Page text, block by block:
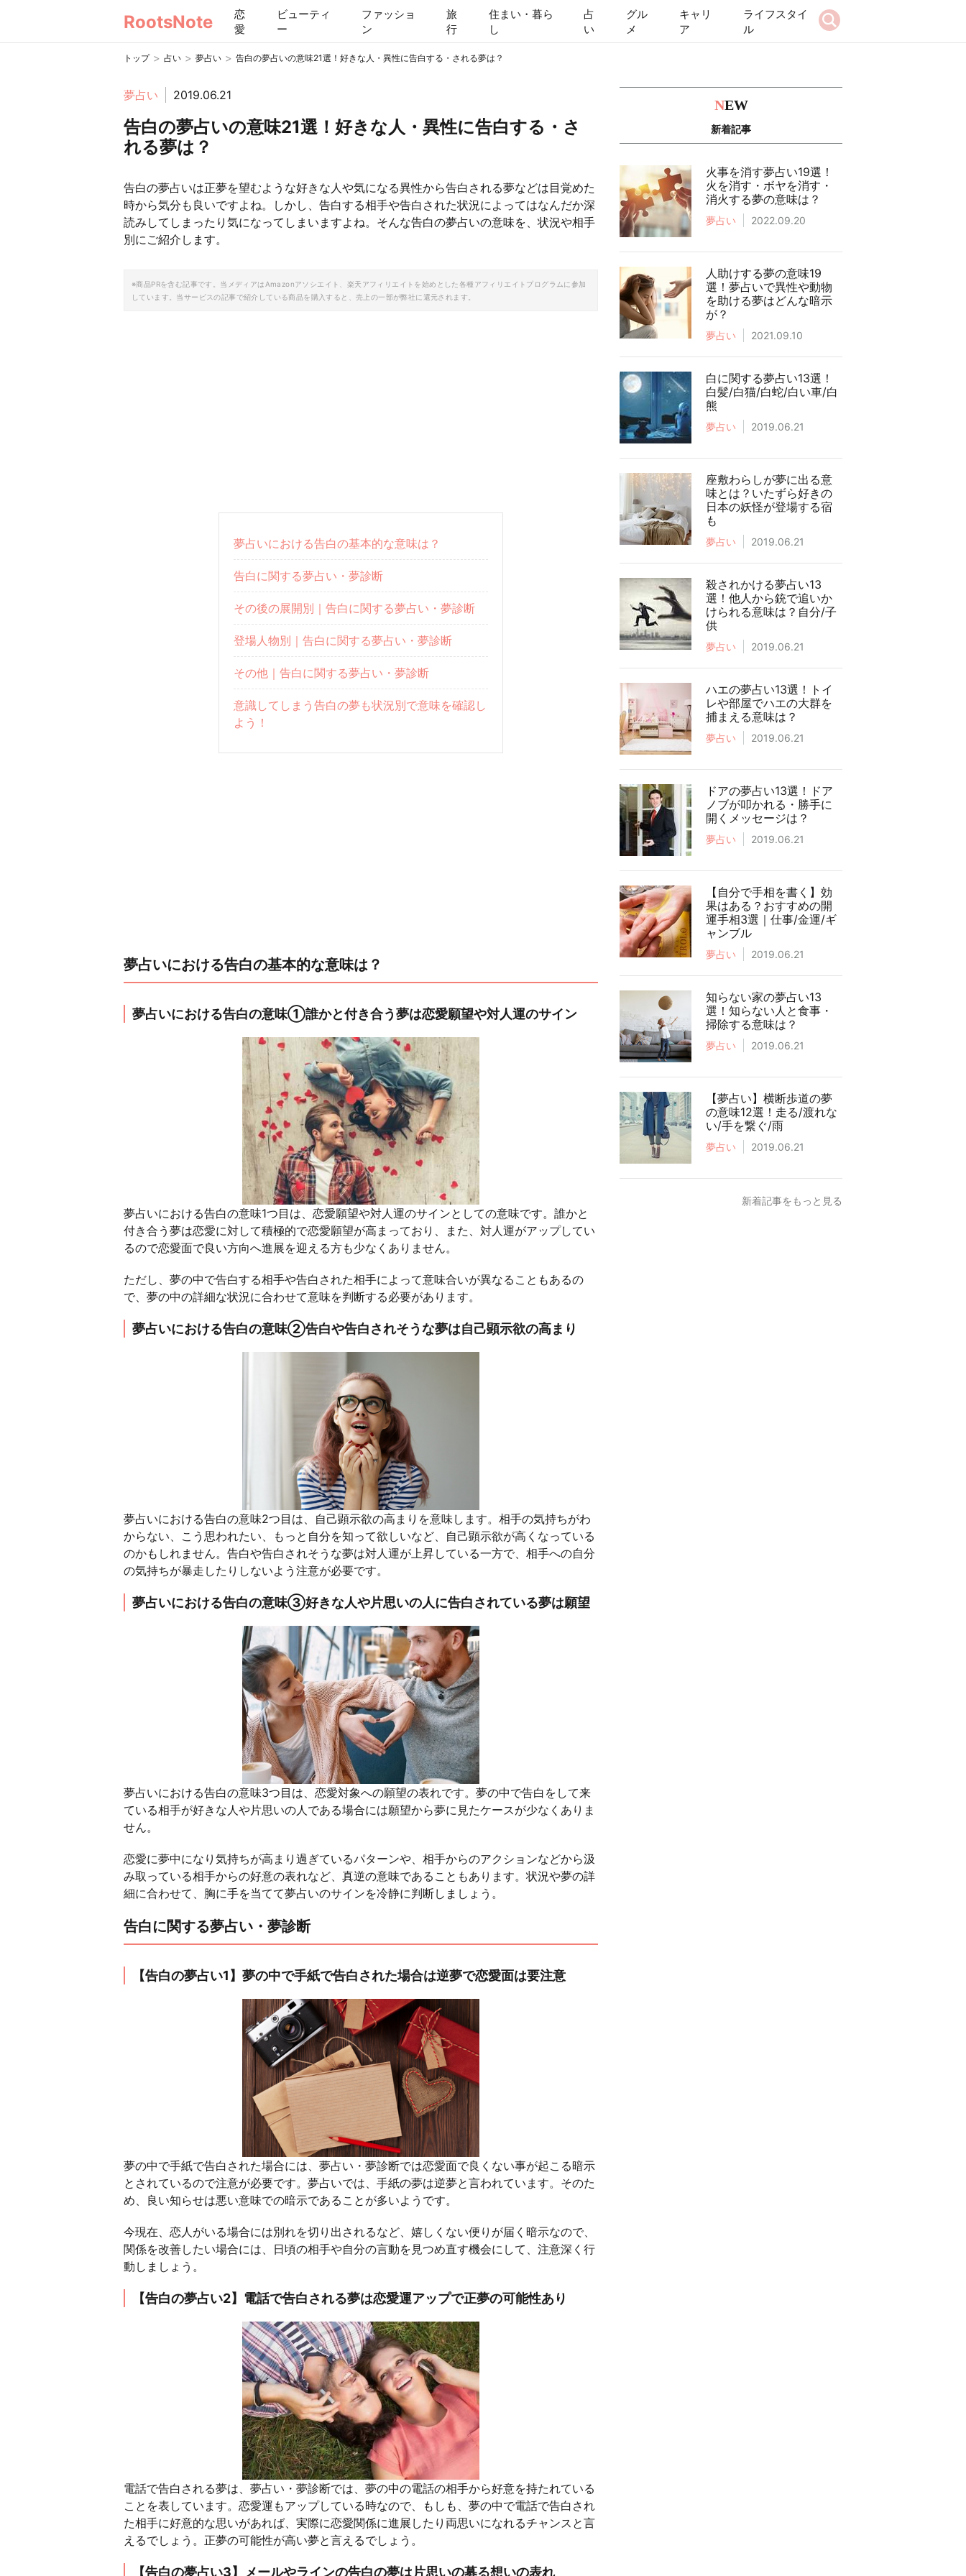
RootsNote
恋
愛
ビューティ
ー
ファッショ
ン
旅
行
住まい・暮ら
し
占
い
グル
メ
キャリ
ア
ライフスタイ
ル
トップ > 占い > 夢占い > 告白の夢占いの意味21選！好きな人・異性に告白する・される夢は？
夢占い 2019.06.21
告白の夢占いの意味21選！好きな人・異性に告白する・さ
れる夢は？
告白の夢占いは正夢を望むような好きな人や気になる異性から告白される夢などは目覚めた
時から気分も良いですよね。しかし、告白する相手や告白された状況によってはなんだか深
読みしてしまったり気になってしまいますよね。そんな告白の夢占いの意味を、状況や相手
別にご紹介します。
※商品PRを含む記事です。当メディアはAmazonアソシエイト、楽天アフィリエイトを始めとした各種アフィリエイトプログラムに参加
しています。当サービスの記事で紹介している商品を購入すると、売上の一部が弊社に還元されます。
夢占いにおける告白の基本的な意味は？
告白に関する夢占い・夢診断
その後の展開別｜告白に関する夢占い・夢診断
登場人物別｜告白に関する夢占い・夢診断
その他｜告白に関する夢占い・夢診断
意識してしまう告白の夢も状況別で意味を確認し
よう！
夢占いにおける告白の基本的な意味は？
夢占いにおける告白の意味①誰かと付き合う夢は恋愛願望や対人運のサイン
夢占いにおける告白の意味1つ目は、恋愛願望や対人運のサインとしての意味です。誰かと
付き合う夢は恋愛に対して積極的で恋愛願望が高まっており、また、対人運がアップしてい
るので恋愛面で良い方向へ進展を迎える方も少なくありません。
ただし、夢の中で告白する相手や告白された相手によって意味合いが異なることもあるの
で、夢の中の詳細な状況に合わせて意味を判断する必要があります。
夢占いにおける告白の意味②告白や告白されそうな夢は自己顕示欲の高まり
夢占いにおける告白の意味2つ目は、自己顕示欲の高まりを意味します。相手の気持ちがわ
からない、こう思われたい、もっと自分を知って欲しいなど、自己顕示欲が高くなっている
のかもしれません。告白や告白されそうな夢は対人運が上昇している一方で、相手への自分
の気持ちが暴走したりしないよう注意が必要です。
夢占いにおける告白の意味③好きな人や片思いの人に告白されている夢は願望
夢占いにおける告白の意味3つ目は、恋愛対象への願望の表れです。夢の中で告白をして来
ている相手が好きな人や片思いの人である場合には願望から夢に見たケースが少なくありま
せん。
恋愛に夢中になり気持ちが高まり過ぎているパターンや、相手からのアクションなどから汲
み取っている相手からの好意の表れなど、真逆の意味であることもあります。状況や夢の詳
細に合わせて、胸に手を当てて夢占いのサインを冷静に判断しましょう。
告白に関する夢占い・夢診断
【告白の夢占い1】夢の中で手紙で告白された場合は逆夢で恋愛面は要注意
夢の中で手紙で告白された場合には、夢占い・夢診断では恋愛面で良くない事が起こる暗示
とされているので注意が必要です。夢占いでは、手紙の夢は逆夢と言われています。そのた
め、良い知らせは悪い意味での暗示であることが多いようです。
今現在、恋人がいる場合には別れを切り出されるなど、嬉しくない便りが届く暗示なので、
関係を改善したい場合には、日頃の相手や自分の言動を見つめ直す機会にして、注意深く行
動しましょう。
【告白の夢占い2】電話で告白される夢は恋愛運アップで正夢の可能性あり
電話で告白される夢は、夢占い・夢診断では、夢の中の電話の相手から好意を持たれている
ことを表しています。恋愛運もアップしている時なので、もしも、夢の中で電話で告白され
た相手に好意的な思いがあれば、実際に恋愛関係に進展したり両思いになれるチャンスと言
えるでしょう。正夢の可能性が高い夢と言えるでしょう。
【告白の夢占い3】メールやラインの告白の夢は片思いの募る想いの表れ
NEW
新着記事
火事を消す夢占い19選！
火を消す・ボヤを消す・
消火する夢の意味は？
夢占い 2022.09.20
人助けする夢の意味19
選！夢占いで異性や動物
を助ける夢はどんな暗示
が？
夢占い 2021.09.10
白に関する夢占い13選！
白髪/白猫/白蛇/白い車/白
熊
夢占い 2019.06.21
座敷わらしが夢に出る意
味とは？いたずら好きの
日本の妖怪が登場する宿
も
夢占い 2019.06.21
殺されかける夢占い13
選！他人から銃で追いか
けられる意味は？自分/子
供
夢占い 2019.06.21
ハエの夢占い13選！トイ
レや部屋でハエの大群を
捕まえる意味は？
夢占い 2019.06.21
ドアの夢占い13選！ドア
ノブが叩かれる・勝手に
開くメッセージは？
夢占い 2019.06.21
【自分で手相を書く】効
果はある？おすすめの開
運手相3選｜仕事/金運/ギ
ャンブル
夢占い 2019.06.21
知らない家の夢占い13
選！知らない人と食事・
掃除する意味は？
夢占い 2019.06.21
【夢占い】横断歩道の夢
の意味12選！走る/渡れな
い/手を繋ぐ/雨
夢占い 2019.06.21
新着記事をもっと見る